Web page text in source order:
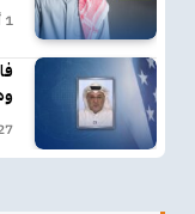
1 أغسطس، 2026
27